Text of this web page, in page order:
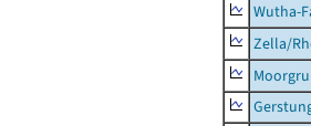
Wutha-
Zella/